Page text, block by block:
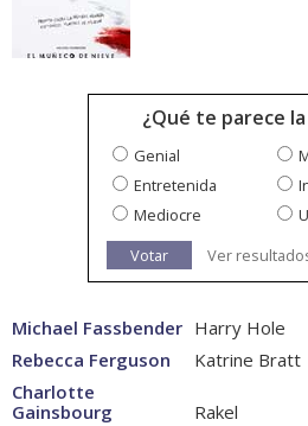
¿Qué te parece
Genial
Entretenida
Mediocre
Votar
Ver
Michael Fassbender Harry Hole
Rebecca Ferguson
Katrine Bratt
Charlotte
Gainsbourg
Rakel